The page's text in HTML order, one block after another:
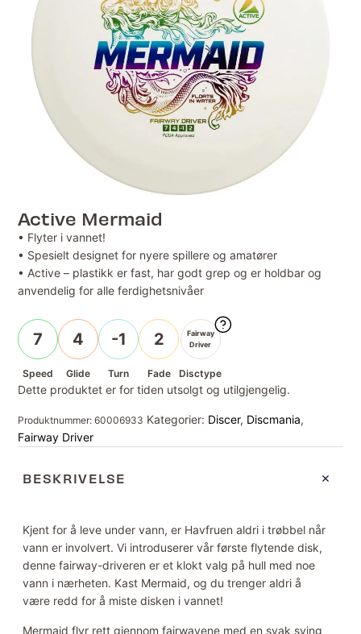
Active Mermaid
• Flyter i vannet!
• Spesielt designet for nyere spillere og amatører
• Active – plastikk er fast, har godt grep og er holdbar og
anvendelig for alle ferdighetsnivåer
7
Speed
4
Glide
-1
Turn
2
Fade
Fairway
Driver
Disctype
Dette produktet er for tiden utsolgt og utilgjengelig.
Produktnummer:60006933 Kategorier: Discer, Discmania,
Fairway Driver
BESKRIVELSE
Kjent for å leve under vann, er Havfruen aldri i trøbbel når
vann er involvert. Vi introduserer vår første flytende disk,
denne fairway-driveren er et klokt valg på hull med noe
vann i nærheten. Kast Mermaid, og du trenger aldri å
være redd for å miste disken i vannet!
Mermaid flyr rett gjennom fairwayene med en svak sving